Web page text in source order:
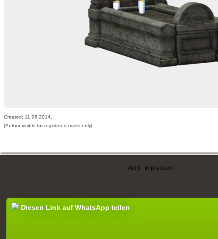
Created: 11.08.2014,
[Author visible for registered users only]
AGB Impressum
Diesen Link auf WhatsApp teilen